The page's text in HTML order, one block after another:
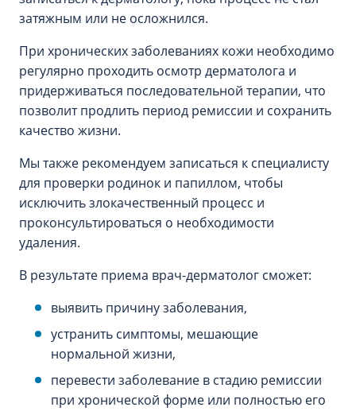
затяжным или не осложнился.
При хронических заболеваниях кожи необходимо
регулярно проходить осмотр дерматолога и
придерживаться последовательной терапии, что
позволит продлить период ремиссии и сохранить
качество жизни.
Мы также рекомендуем записаться к специалисту
для проверки родинок и папиллом, чтобы
исключить злокачественный процесс и
проконсультироваться о необходимости
удаления.
В результате приема врач-дерматолог сможет:
выявить причину заболевания,
устранить симптомы, мешающие
нормальной жизни,
перевести заболевание в стадию ремиссии
при хронической форме или полностью его